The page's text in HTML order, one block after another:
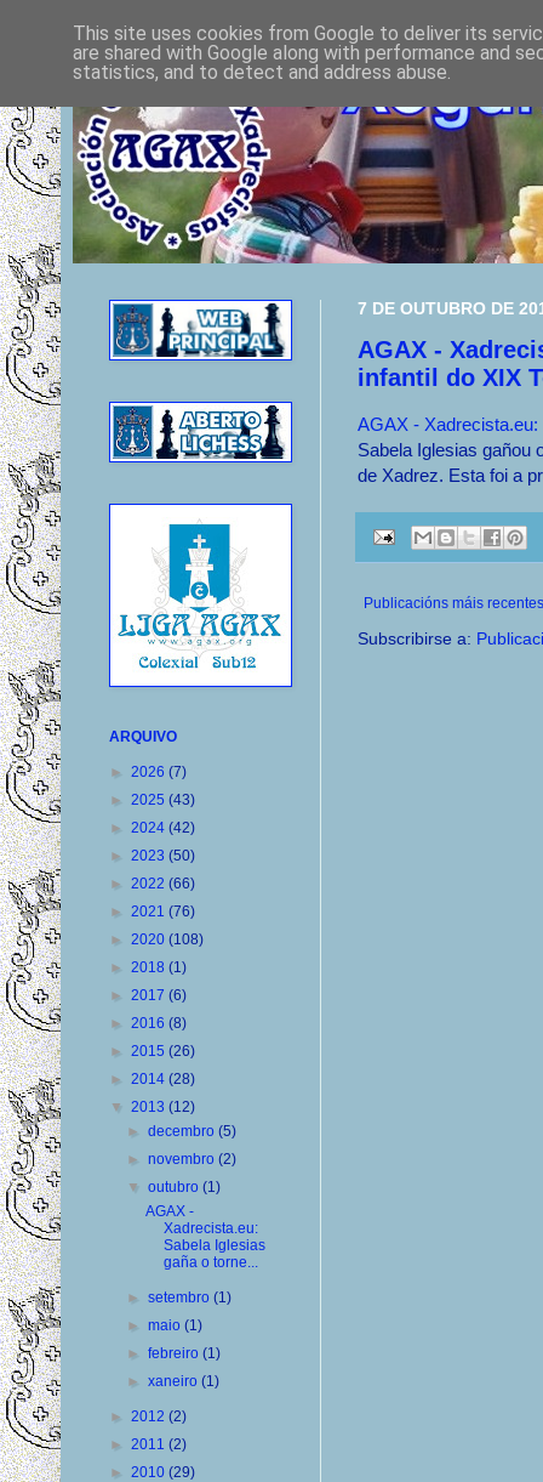
7 DE OUTUBRO DE
AGAX -
infantil do XIX
AGAX - Xadrecista.eu:
Sabela Iglesias gañou
de Xadrez. Esta foi a
Publicacións máis recentes
Subscribirse a:
ARQUIVO
► 2026 (7)
► 2025 (43)
► 2024 (42)
► 2023 (50)
► 2022 (66)
► 2021 (76)
► 2020 (108)
► 2018 (1)
► 2017 (6)
► 2016 (8)
► 2015 (26)
► 2014 (28)
▼ 2013 (12)
►decembro(5)
►novembro(2)
▼outubro(1)
AGAX -
Xadrecista.eu:
Sabela Iglesias
gaña o torne...
►setembro(1)
►maio(1)
►febreiro(1)
►xaneiro(1)
► 2012 (2)
► 2011 (2)
► 2010 (29)
This site uses cookies from Google to deliver its
are shared with Google along with performance and
statistics, and to detect and address abuse.